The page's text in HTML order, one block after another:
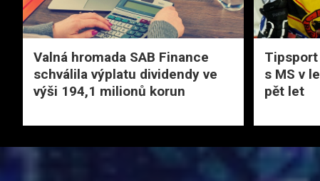
Valná hromada SAB Finance
schválila výplatu dividendy ve
výši 194,1 milionů korun
s MS v
pět let